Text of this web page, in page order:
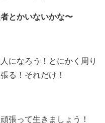
とかいないかな〜
になろう！とにかく周り
る！それだけ！
張って生きましょう！